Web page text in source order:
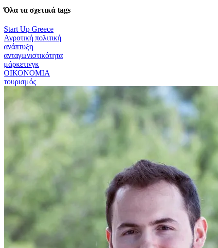
Όλα τα σχετικά tags
Start Up Greece
Αγροτική πολιτική
ανάπτυξη
ανταγωνιστικότητα
μάρκετινγκ
ΟΙΚΟΝΟΜΙΑ
τουρισμός